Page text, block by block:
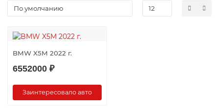
BMW X5M 2022 г.
6552000 ₽
Заинтересовало авто